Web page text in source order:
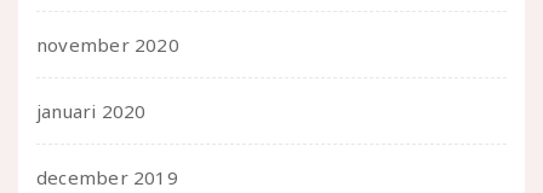
november 2020
januari 2020
december 2019